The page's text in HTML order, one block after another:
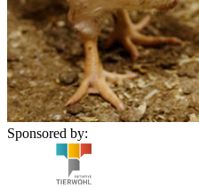
Sponsored by: